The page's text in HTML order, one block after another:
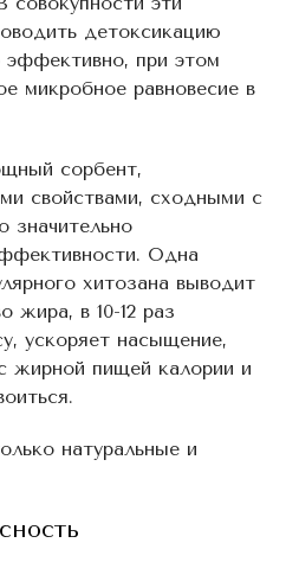
детоксикацию
эффективно, при этом
микробное равновесие в
сорбент,
свойствами, сходными с
значительно
Одна
хитозана выводит
жира, в 10-12 раз
ускоряет насыщение,
жирной пищей калории и
натуральные и